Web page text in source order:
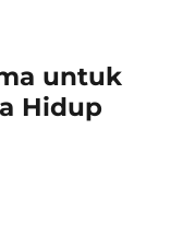
untuk
Hidup